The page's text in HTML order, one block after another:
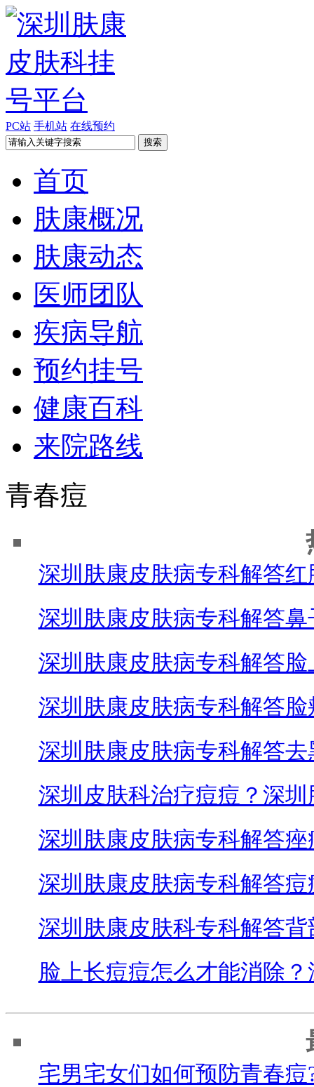
PC站 手机站 在线预约
首页
肤康概况
肤康动态
医师团队
疾病导航
预约挂号
健康百科
来院路线
青春痘
深圳肤康皮肤病专科解答红
深圳肤康皮肤病专科解答鼻
深圳肤康皮肤病专科解答脸
深圳肤康皮肤病专科解答脸
深圳肤康皮肤病专科解答去
深圳皮肤科治疗痘痘？深圳
深圳肤康皮肤病专科解答痤
深圳肤康皮肤病专科解答痘
深圳肤康皮肤科专科解答背
脸上长痘痘怎么才能消除
宅男宅女们如何预防青春痘